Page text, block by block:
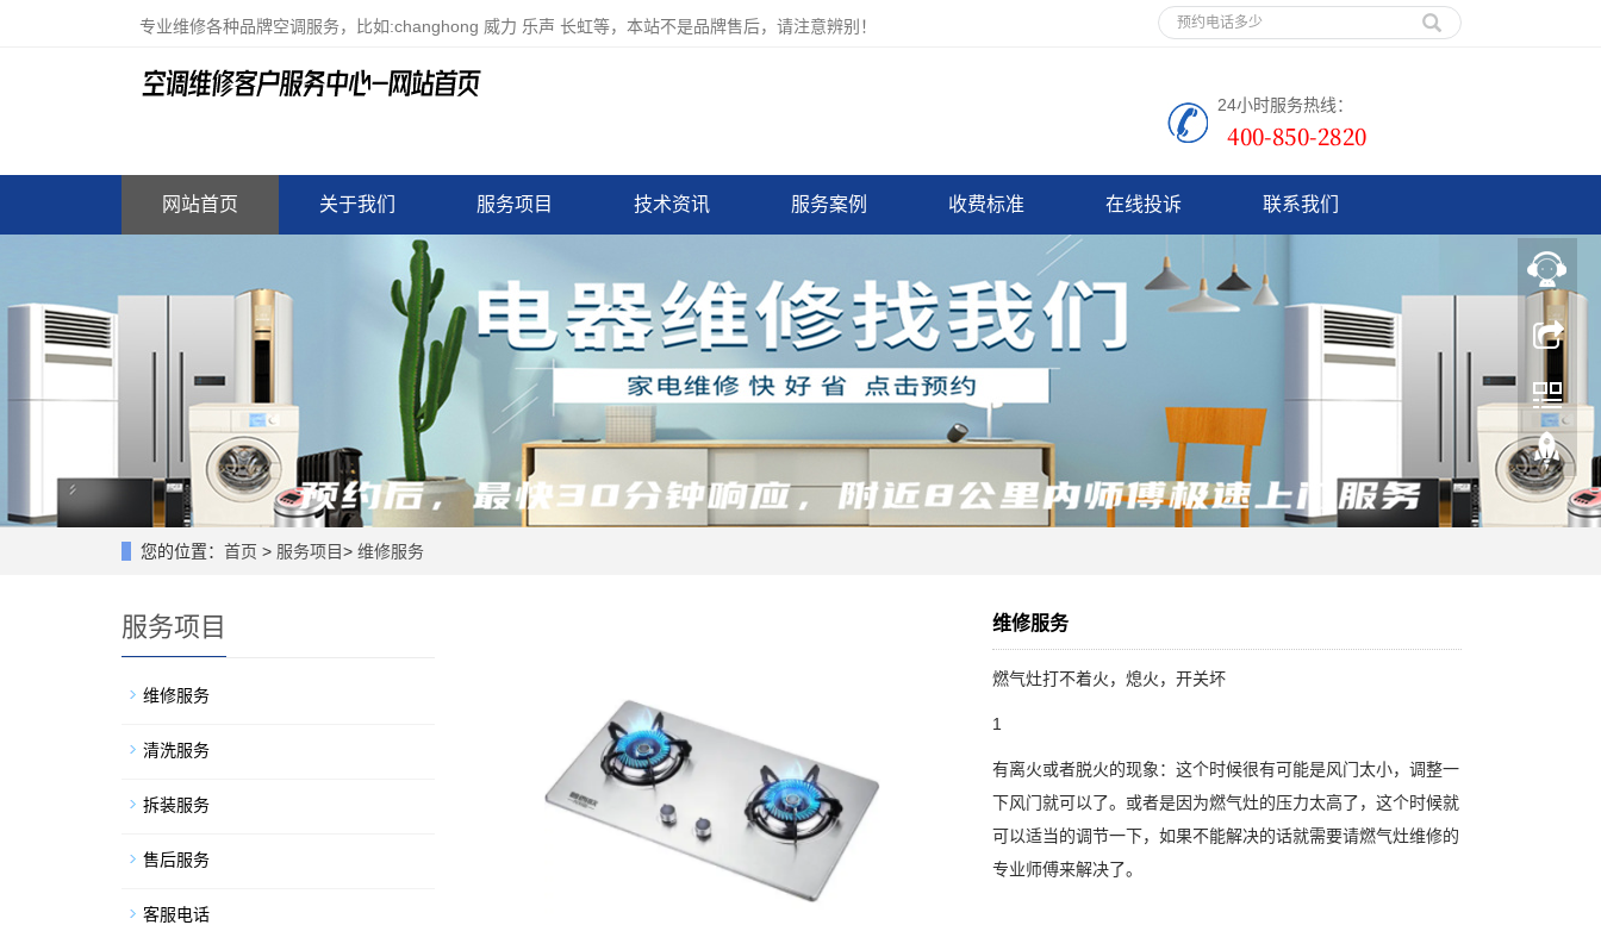
专业维修各种品牌空调服务，比如:changhong 威力 乐声 长虹等，本站不是品牌售后，请注意辨别！
24小时服务热线：
网站首页 关于我们 服务项目 技术资讯 服务案例 收费标准 在线投诉 联系我们
您的位置： 首页 > 服务项目> 维修服务
维修服务
燃气灶打不着火，熄火，开关坏
1
有离火或者脱火的现象：这个时候很有可能是风门太小，调整一
下风门就可以了。或者是因为燃气灶的压力太高了，这个时候就
可以适当的调节一下，如果不能解决的话就需要请燃气灶维修的
专业师傅来解决了。
服务项目
维修服务
清洗服务
拆装服务
售后服务
客服电话